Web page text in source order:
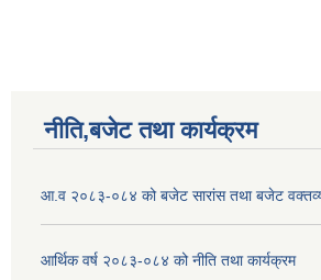
नीति,बजेट तथा कार्यक्रम
आ.व २०८३-०८४ को बजेट सारांस तथा बजेट
आर्थिक वर्ष २०८३-०८४ को नीति तथा कार्यक्रम